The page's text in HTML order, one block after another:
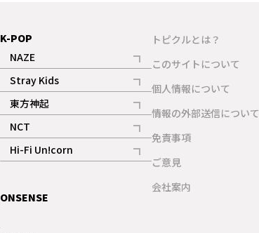
K-POP
NAZE
記事
Stray Kids
記事
東方神起
記事
NCT
記事
Hi-Fi Un!corn
記事
ONSENSE
トピクルとは？
このサイトについて
個人情報について
情報の外部送信について
免責事項
ご意見
会社案内